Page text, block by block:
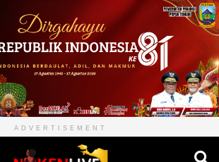
ADVERTISEMENT